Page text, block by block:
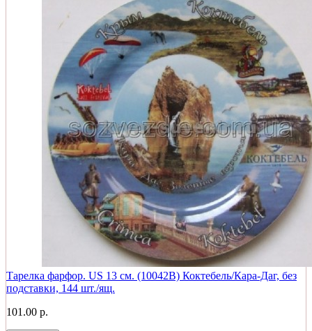
Тарелка фарфор. US 13 см. (10042B) Коктебель/Кара-Даг, без
подставки, 144 шт./ящ.
101.00 р.